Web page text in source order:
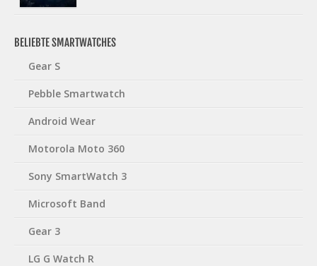
BELIEBTE SMARTWATCHES
Gear S
Pebble Smartwatch
Android Wear
Motorola Moto 360
Sony SmartWatch 3
Microsoft Band
Gear 3
LG G Watch R